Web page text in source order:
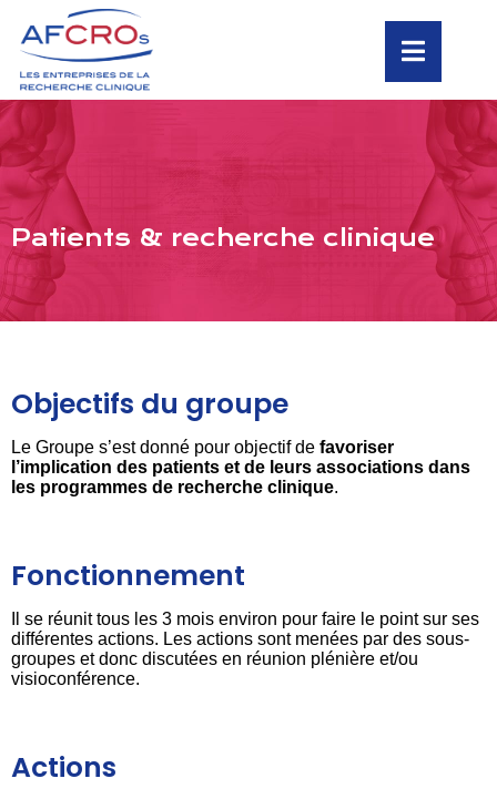
Patients & recherche clinique
Objectifs du groupe
Le Groupe s’est donné pour objectif de favoriser
l’implication des patients et de leurs associations dans
les programmes de recherche clinique.
Fonctionnement
Il se réunit tous les 3 mois environ pour faire le point sur ses
différentes actions. Les actions sont menées par des sous-
groupes et donc discutées en réunion plénière et/ou
visioconférence.
Actions